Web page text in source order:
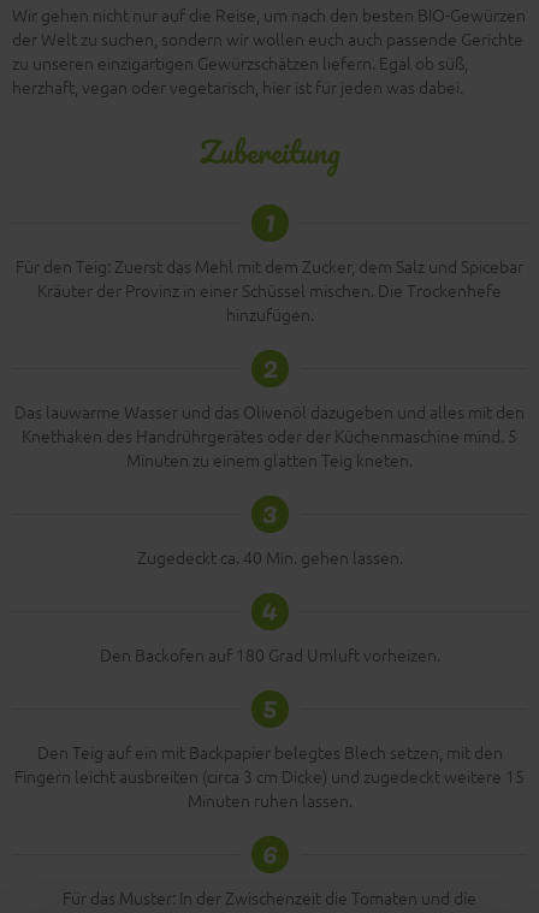
Wir gehen nicht nur auf die Reise, um nach den besten BIO-Gewürzen
der Welt zu suchen, sondern wir wollen euch auch passende Gerichte
zu unseren einzigartigen Gewürzschätzen liefern. Egal ob süß,
herzhaft, vegan oder vegetarisch, hier ist für jeden was dabei.
Zubereitung
1
Für den Teig: Zuerst das Mehl mit dem Zucker, dem Salz und Spicebar
Kräuter der Provinz in einer Schüssel mischen. Die Trockenhefe
hinzufügen.
2
Das lauwarme Wasser und das Olivenöl dazugeben und alles mit den
Knethaken des Handrührgerätes oder der Küchenmaschine mind. 5
Minuten zu einem glatten Teig kneten.
3
Zugedeckt ca. 40 Min. gehen lassen.
4
Den Backofen auf 180 Grad Umluft vorheizen.
5
Den Teig auf ein mit Backpapier belegtes Blech setzen, mit den
Fingern leicht ausbreiten (circa 3 cm Dicke) und zugedeckt weitere 15
Minuten ruhen lassen.
6
Für das Muster: In der Zwischenzeit die Tomaten und die